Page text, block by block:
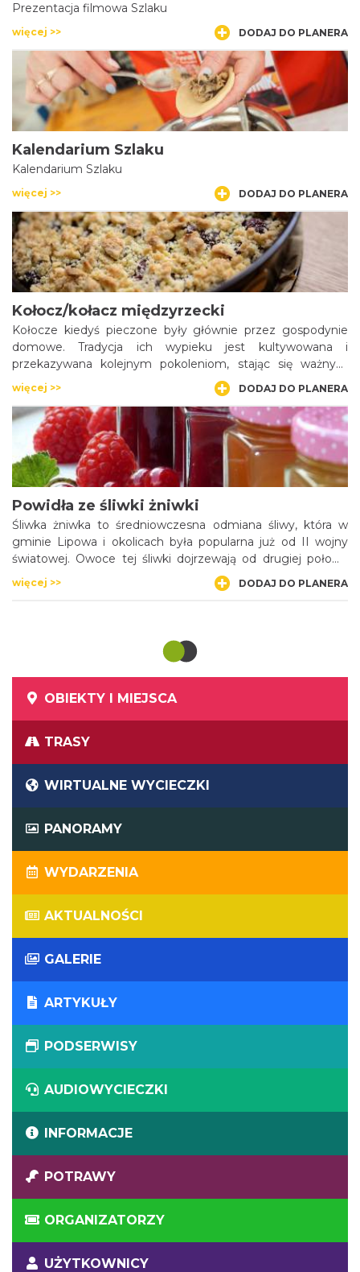
Prezentacja filmowa Szlaku
więcej >> DODAJ DO PLANERA
Kalendarium Szlaku
Kalendarium Szlaku
więcej >> DODAJ DO PLANERA
Kołocz/kołacz międzyrzecki
Kołocze kiedyś pieczone były głównie przez gospodynie
domowe. Tradycja ich wypieku jest kultywowana i
przekazywana kolejnym pokoleniom, stając się ważnym
elementem tożsamości lokalnej społeczności. Duże zasługi
w pielęgnowaniu tradycji wypieku kołacza mają członkinie z
Koła Gospodyń Wiejskich, które wypiekają kołacze na
rożnego rodzaju uroczystości.
więcej >> DODAJ DO PLANERA
Powidła ze śliwki żniwki
Śliwka żniwka to średniowczesna odmiana śliwy, która w
gminie Lipowa i okolicach była popularna już od II wojny
światowej. Owoce tej śliwki dojrzewają od drugiej połowy
sierpnia, a gdy są już wystarczająco dojrzałe opadają na
ziemię. Nadają się do bezpośredniego spożycia jak również
więcej >> DODAJ DO PLANERA
OBIEKTY I MIEJSCA
TRASY
WIRTUALNE WYCIECZKI
PANORAMY
WYDARZENIA
AKTUALNOŚCI
GALERIE
ARTYKUŁY
PODSERWISY
AUDIOWYCIECZKI
INFORMACJE
POTRAWY
ORGANIZATORZY
UŻYTKOWNICY